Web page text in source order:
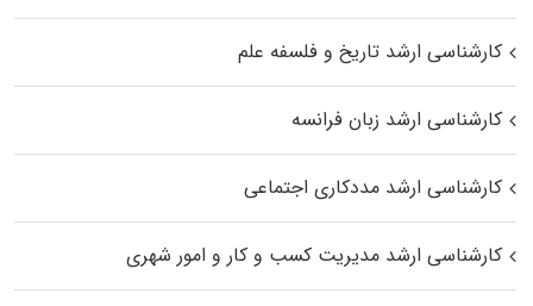
کارشناسی ارشد تاریخ و فلسفه علم
کارشناسی ارشد زبان فرانسه
کارشناسی ارشد مددکاری اجتماعی
کارشناسی ارشد مدیریت کسب و کار و امور شهری